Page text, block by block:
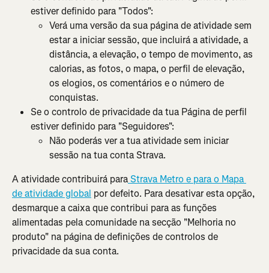
estiver definido para "Todos":
Verá uma versão da sua página de atividade sem
estar a iniciar sessão, que incluirá a atividade, a
distância, a elevação, o tempo de movimento, as
calorias, as fotos, o mapa, o perfil de elevação,
os elogios, os comentários e o número de
conquistas.
Se o controlo de privacidade da tua Página de perfil
estiver definido para "Seguidores":
Não poderás ver a tua atividade sem iniciar
sessão na tua conta Strava.
A atividade contribuirá para Strava Metro e para o Mapa
de atividade global por defeito. Para desativar esta opção,
desmarque a caixa que contribui para as funções
alimentadas pela comunidade na secção "Melhoria no
produto" na página de definições de controlos de
privacidade da sua conta.